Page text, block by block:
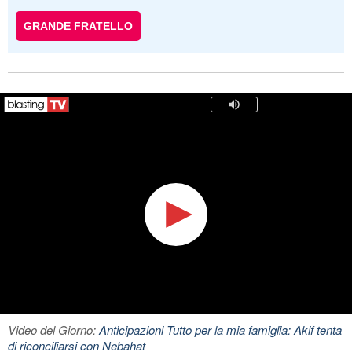
GRANDE FRATELLO
Video del Giorno:Anticipazioni Tutto per la mia famiglia: Akif tenta
di riconciliarsi con Nebahat